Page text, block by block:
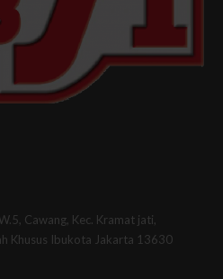
Cawang, Kec. Kramat jati,
Khusus Ibukota Jakarta 13630